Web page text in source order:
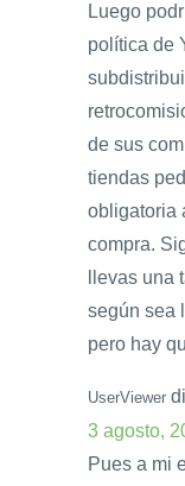
Luego
política de
de sus
tiendas
obligatoria
compra.
llevas una
según sea
pero hay
UserViewer
3 agosto,
Pues a mi